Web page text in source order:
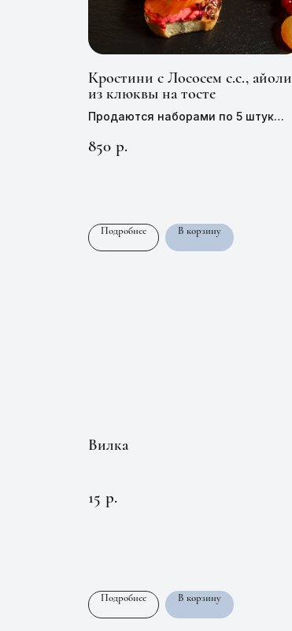
Кростини с Лососем с.с., айоли
из клюквы на тосте
Продаются наборами по 5 штук
850 р.
Подробнее В корзину
Вилка
15 р.
Подробнее В корзину